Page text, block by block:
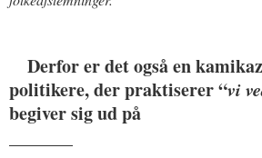
Derfor er det også en
politikere, der praktiserer “vi
begiver sig ud på